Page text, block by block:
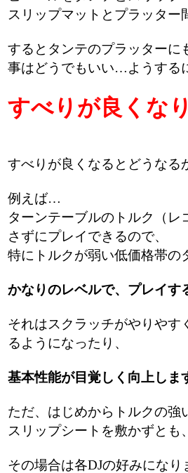
スリップマットとプラッタ
するとタンテのプラッター
事はどうでもいい…ようする
すべりが良くな
すべりが良くなるとどうなる
例えば…
ターンテーブルのトルク（
さずにプレイできるので、
特にトルクが弱い低価格帯の
かなりのレベルで、プレイす
それはスクラッチがやりやす
るようになったり、
基本性能が目覚しく向上しま
ただ、はじめからトルクの強
スリップシートを敷かずと
その場合は各DJの好みになり